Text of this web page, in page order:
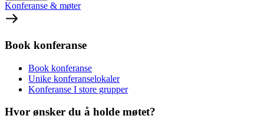
Konferanse & møter
Book konferanse
Book konferanse
Unike konferanselokaler
Konferanse I store grupper
Hvor ønsker du å holde møtet?